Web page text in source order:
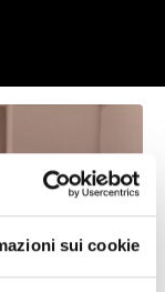
sui cookie